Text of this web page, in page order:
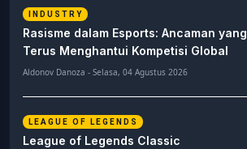
INDUSTRY
Rasisme dalam Esports: Ancaman yang
Terus Menghantui Kompetisi Global
Aldonov Danoza - Selasa, 04 Agustus 2026
LEAGUE OF LEGENDS
League of Legends Classic